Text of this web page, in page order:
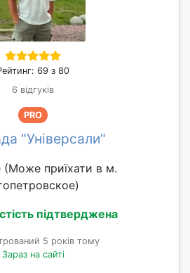
69 з 80
6 відгуків
PRO
"Універсали"
(Може приїхати в м.
підтверджена
5 років тому
Зараз на сайті